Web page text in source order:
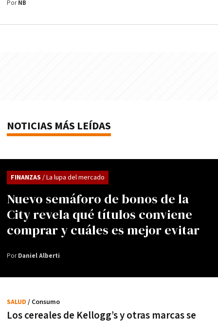
PorNB
NOTICIAS MÁS LEÍDAS
Nuevo semáforo de bonos de la
City revela qué títulos conviene
comprar y cuáles es mejor evitar
FINANZAS / La lupa del mercado
PorDaniel Alberti
Los cereales de Kellogg’s y otras marcas se
SALUD / Consumo